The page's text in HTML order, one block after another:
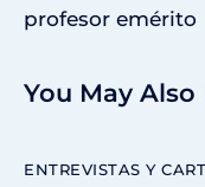
profesor emérito
You May Also
ENTREVISTAS Y